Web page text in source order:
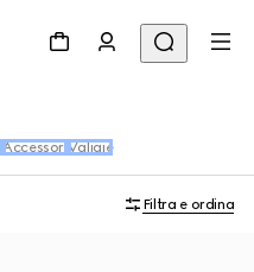
Accessori Valigie
Filtra e ordina